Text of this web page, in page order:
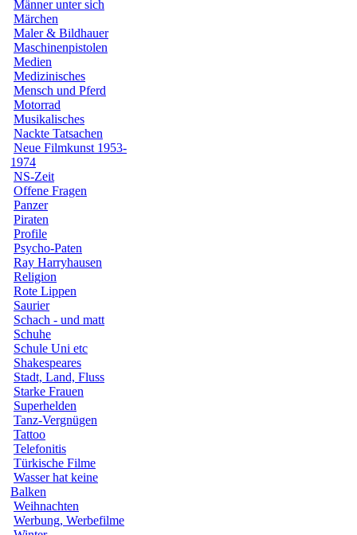
Männer unter sich
Märchen
Maler & Bildhauer
Maschinenpistolen
Medien
Medizinisches
Mensch und Pferd
Motorrad
Musikalisches
Nackte Tatsachen
Neue Filmkunst 1953-
1974
NS-Zeit
Offene Fragen
Panzer
Piraten
Profile
Psycho-Paten
Ray Harryhausen
Religion
Rote Lippen
Saurier
Schach - und matt
Schuhe
Schule Uni etc
Shakespeares
Stadt, Land, Fluss
Starke Frauen
Superhelden
Tanz-Vergnügen
Tattoo
Telefonitis
Türkische Filme
Wasser hat keine
Balken
Weihnachten
Werbung, Werbefilme